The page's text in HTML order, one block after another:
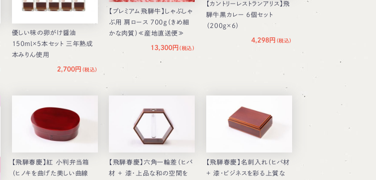
優しい味の卵がけ醤油
150ml×5本セット 三年熟成
本みりん使用
2,700円
【プレミアム飛騨牛】しゃぶしゃ
ぶ用 肩ロース 700g（きめ細
かな肉質）≪産地直送便≫
13,300円
【カントリーレストランアリス】飛
騨牛黒カレー 6個セット
（200g×6）
4,298円
【飛騨春慶】紅 小判弁当箱
（ヒノキを曲げた美しい曲線
【飛騨春慶】六角一輪差（ヒバ
材 ＋ 漆・上品な和の空間を
【飛騨春慶】名刺入れ（ヒバ材
＋ 漆・ビジネスを彩る上質な